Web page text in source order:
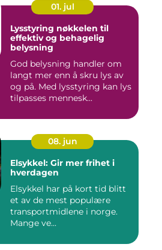
01. jul
Lysstyring nøkkelen til
effektiv og behagelig
belysning
God belysning handler om
langt mer enn å skru lys av
og på. Med lysstyring kan lys
tilpasses mennesk...
08. jun
Elsykkel: Gir mer frihet i
hverdagen
Elsykkel har på kort tid blitt
et av de mest populære
transportmidlene i norge.
Mange ve...